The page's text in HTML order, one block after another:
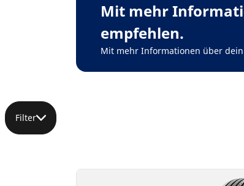
Mit mehr
empfehlen.
Mit mehr Informationen über
Filter